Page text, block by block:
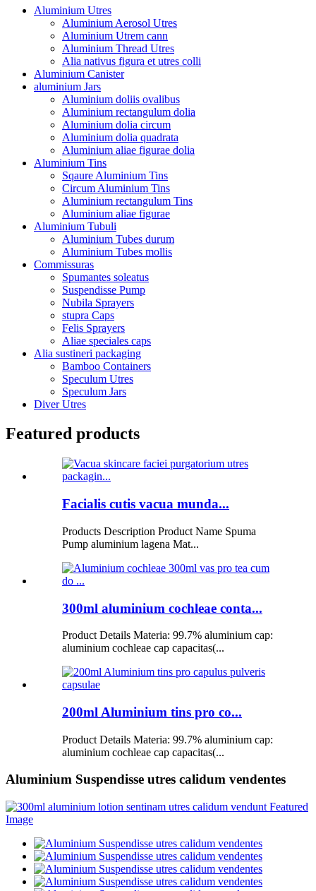
Aluminium Utres
Aluminium Aerosol Utres
Aluminium Utrem cann
Aluminium Thread Utres
Alia nativus figura et utres colli
Aluminium Canister
aluminium Jars
Aluminium doliis ovalibus
Aluminium rectangulum dolia
Aluminium dolia circum
Aluminium dolia quadrata
Aluminium aliae figurae dolia
Aluminium Tins
Sqaure Aluminium Tins
Circum Aluminium Tins
Aluminium rectangulum Tins
Aluminium aliae figurae
Aluminium Tubuli
Aluminium Tubes durum
Aluminium Tubes mollis
Commissuras
Spumantes soleatus
Suspendisse Pump
Nubila Sprayers
stupra Caps
Felis Sprayers
Aliae speciales caps
Alia sustineri packaging
Bamboo Containers
Speculum Utres
Speculum Jars
Diver Utres
Featured products
Facialis cutis vacua munda...
Products Description Product Name Spuma
Pump aluminium lagena Mat...
300ml aluminium cochleae conta...
Product Details Materia: 99.7% aluminium cap:
aluminium cochleae cap capacitas(...
200ml Aluminium tins pro co...
Product Details Materia: 99.7% aluminium cap:
aluminium cochleae cap capacitas(...
Aluminium Suspendisse utres calidum vendentes